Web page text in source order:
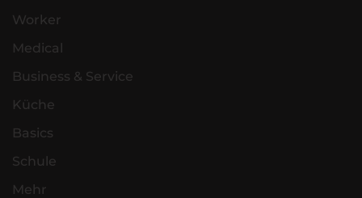
Worker
Medical
Business & Service
Küche
Basics
Schule
Mehr